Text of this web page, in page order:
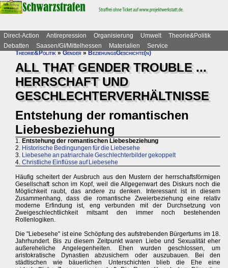
Direct-Action Antirepression Organisierung Umwelt
Theorie&Politik
Debatten
Saasen/GI/Mittelhessen Materialien
Service
Theorie&Politik»Gender»BeziehungsGeschichte(n)
ALL THAT GENDER TROUBLE ...
HERRSCHAFT UND
GESCHLECHTERVERHÄLTNISSE
Entstehung der romantischen
Liebesbeziehung
1. Entstehung der romantischen Liebesbeziehung
2. Historische Bedingungen für die Liebesehe
3. Liebesehe an patriarchale Geschlechterbilder gekoppelt
4. Christliche Einflüsse auf Liebesehe
Häufig scheitert der Ausbruch aus den Mustern der herrschaftsförmigen
Gesellschaft schon im Kopf, weil die Allgegenwart des Diskurs noch die
Möglichkeit raubt, das andere zu denken. Interessant ist in diesem
Zusammenhang, dass die romantische Zweierbeziehung eine relativ
moderne Erfindung ist, eng verbunden mit der Durchsetzung von
Zweigeschlechtlichkeit mitsamt den immer noch bestehenden
Rollenlogiken.
Die "Liebesehe" ist eine Schöpfung des aufstrebenden Bürgertums im 18.
Jahrhundert. Bis zu diesem Zeitpunkt waren Liebe und Sexualität eher
außereheliche Angelegenheiten. Ehen wurden geschlossen, um
aristokratische Dynastien abzusichern oder auszubauen. Bei den
städtischen wie bäuerlichen Unterschichten blieb die Ehe eine